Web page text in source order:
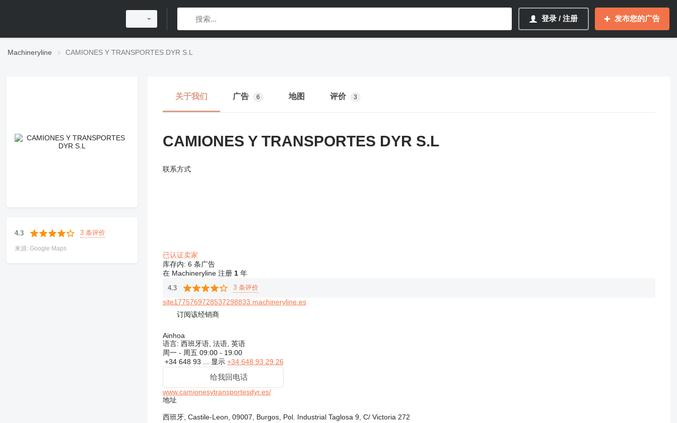
登录 / 注册 发布您的广告
Machineryline CAMIONES Y TRANSPORTES DYR S.L
4.3 3 条评价
来源: Google Maps
关于我们 广告 6 地图 评价 3
CAMIONES Y TRANSPORTES DYR S.L
联系方式
已认证卖家
库存内: 6 条广告
在 Machineryline 注册 1年
4.3 3 条评价
site1775769728537298833.machineryline.es
订阅该经销商
Ainhoa
语言: 西班牙语, 法语, 英语
周一 - 周五 09:00 - 19:00
+34 648 93 ... 显示 +34 648 93 29 26
给我回电话
www.camionesytransportesdyr.es/
地址
西班牙, Castile-Leon, 09007, Burgos, Pol. Industrial Taglosa 9, C/ Victoria 272